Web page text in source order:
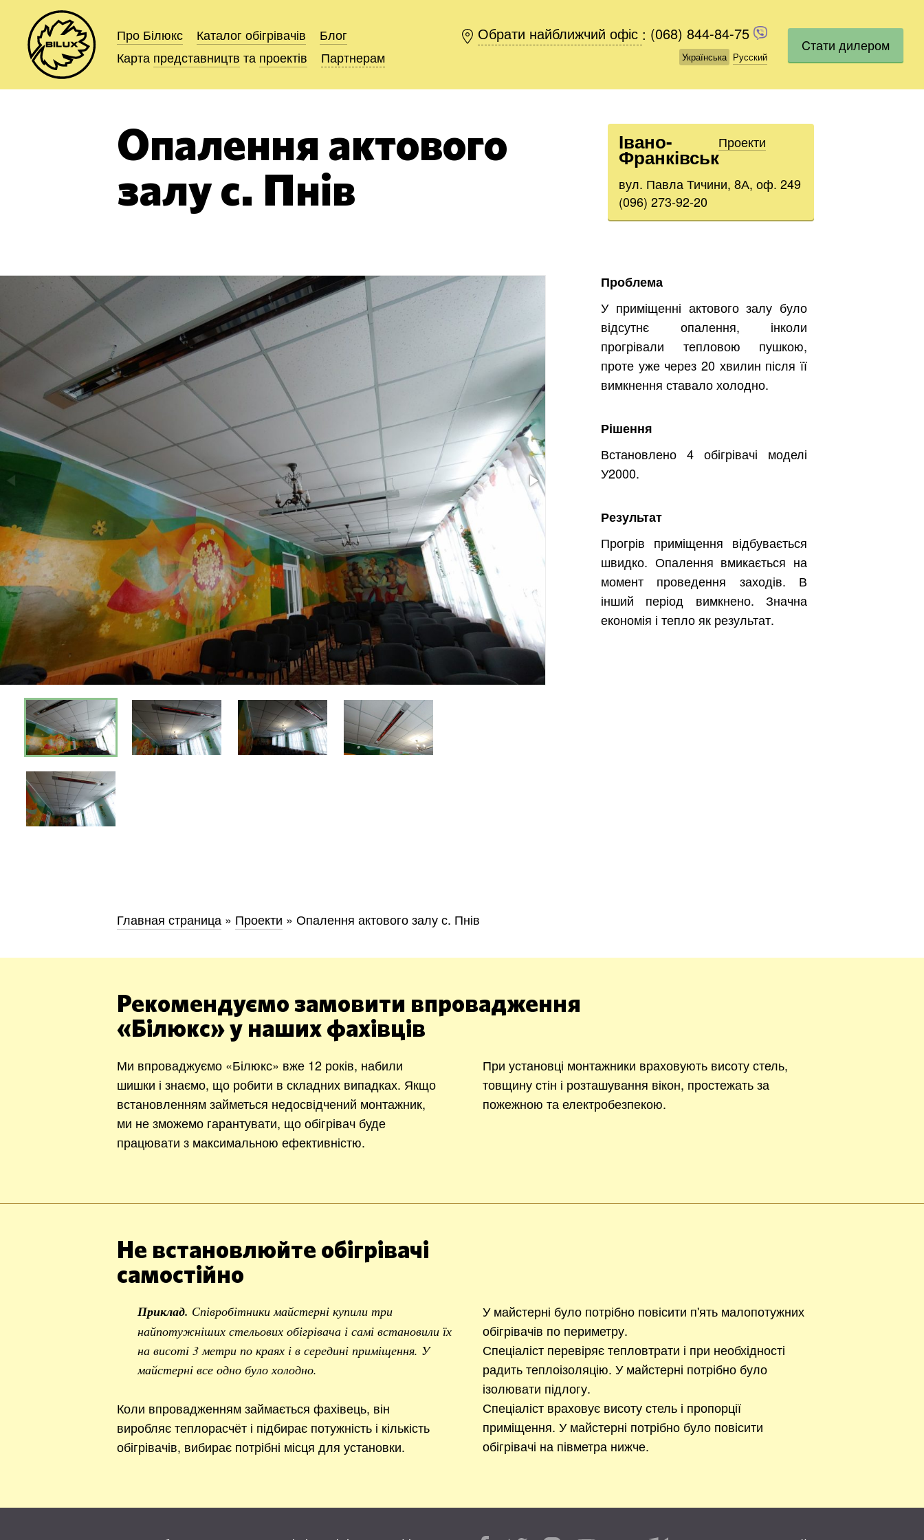
Про Білюкс Каталог обігрівачів
Блог
Карта представництв та проектів Партнерам
Обрати найближчий офіс (068) 844-84-75
Українська Русский
Про Білюкс Каталог обігрівачів
Блог
Карта представництв та проектів Партнерам
Обрати найближчий офіс : (068) 844-84-75
Українська Русский
Cтати дилером
Опалення актового
залу с. Пнів
Івано-
Франківськ
Проекти
вул. Павла Тичини, 8А, оф. 249
(096) 273-92-20
Проблема
У приміщенні актового залу було
відсутнє опалення, інколи
прогрівали тепловою пушкою,
проте уже через 20 хвилин після її
вимкнення ставало холодно.
Рішення
Встановлено 4 обігрівачі моделі
У2000.
Результат
Прогрів приміщення відбувається
швидко. Опалення вмикається на
момент проведення заходів. В
інший період вимкнено. Значна
економія і тепло як результат.
Главная страница » Проекти » Опалення актового залу с. Пнів
Рекомендуємо замовити впровадження
«Білюкс» у наших фахівців
Ми впроваджуємо «Білюкс» вже 12 років, набили
шишки і знаємо, що робити в складних випадках. Якщо
встановленням займеться недосвідчений монтажник,
ми не зможемо гарантувати, що обігрівач буде
працювати з максимальною ефективністю.
При установці монтажники враховують висоту стель,
товщину стін і розташування вікон, простежать за
пожежною та електробезпекою.
Не встановлюйте обігрівачі
самостійно
Приклад. Співробітники майстерні купили три
найпотужніших стельових обігрівача і самі встановили їх
на висоті 3 метри по краях і в середині приміщення. У
майстерні все одно було холодно.
Коли впровадженням займається фахівець, він
виробляє теплорасчёт і підбирає потужність і кількість
обігрівачів, вибирає потрібні місця для установки.
У майстерні було потрібно повісити п'ять малопотужних
обігрівачів по периметру.
Спеціаліст перевіряє тепловтрати і при необхідності
радить теплоізоляцію. У майстерні потрібно було
ізолювати підлогу.
Спеціаліст враховує висоту стель і пропорції
приміщення. У майстерні потрібно було повісити
обігрівачі на півметра нижче.
Київ Харків